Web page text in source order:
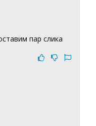
пар слика